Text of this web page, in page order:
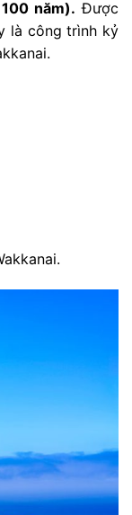
năm). Được
là công trình kỷ